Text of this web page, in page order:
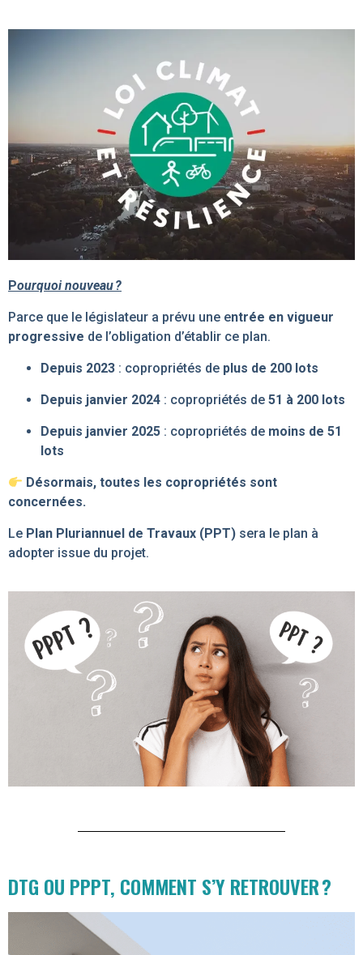
Pourquoi nouveau ?
Parce que le législateur a prévu une entrée en vigueur
progressive de l’obligation d’établir ce plan.
Depuis 2023 : copropriétés de plus de 200 lots
Depuis janvier 2024 : copropriétés de 51 à 200 lots
Depuis janvier 2025 : copropriétés de moins de 51
lots
Désormais, toutes les copropriétés sont
concernées.
Le Plan Pluriannuel de Travaux (PPT) sera le plan à
adopter issue du projet.
DTG OU PPPT, COMMENT S’Y RETROUVER ?